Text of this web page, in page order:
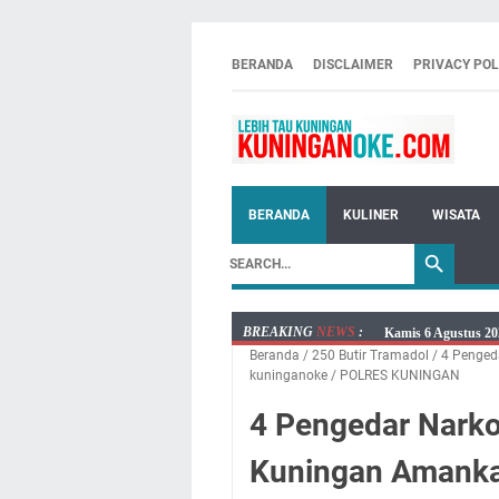
BERANDA DISCLAIMER PRIVACY
BERANDA KULINER WISATA
BREAKING NEWS :
Kamis 6 Agustus
Besaran Biayanya
Embun Pagi Kamis
Setiap Noda Ada
Wilayah Kuningan
Beranda / 250 Butir Tramadol / 4
kuninganoke / POLRES KUNINGAN
4 Pengedar
Kuningan